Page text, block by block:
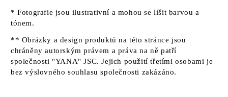
* Fotografie jsou ilustrativní a mohou se lišit barvou a
tónem.
** Obrázky a design produktů na této stránce jsou
chráněny autorským právem a práva na ně patří
společnosti "YANA" JSC. Jejich použití třetími osobami je
bez výslovného souhlasu společnosti zakázáno.